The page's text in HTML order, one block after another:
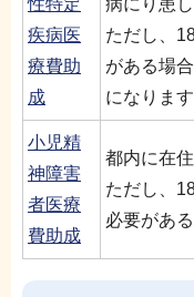
性特定
疾病医
療費助
成
病にり患
ただし、
がある場
になります
小児精
神障害
者医療
費助成
都内に在
ただし、
必要があ